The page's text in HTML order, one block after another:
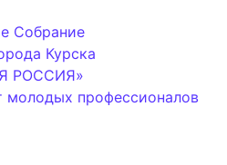
Собрание
Курска
РОССИЯ»
молодых профессионалов